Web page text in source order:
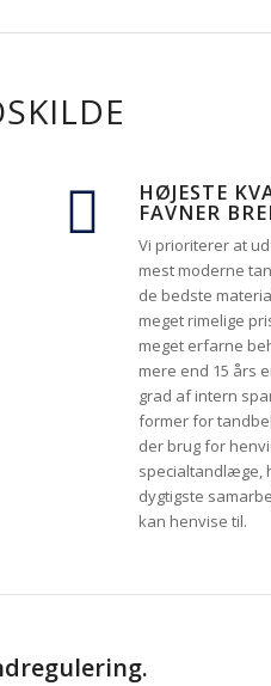
HØJESTE
FAVNER
Vi prioriterer at
mest moderne
de bedste
meget rimelige
meget erfarne
mere end 15 års
grad af intern
former for
der brug for
specialtandlæge,
dygtigste
kan henvise til.